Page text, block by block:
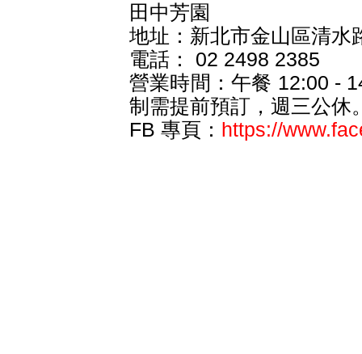
田中芳園
地址：新北市金山區清水
電話： 02 2498 2385
營業時間：午餐 12:00 -
制需提前預訂，週三公休
FB 專頁： https://